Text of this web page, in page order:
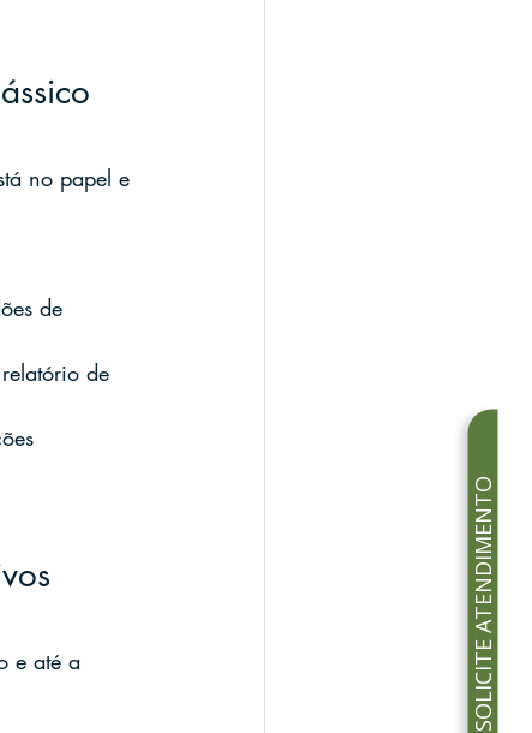
SOLICITE ATENDIMENTO
no papel e
de
de
e até a